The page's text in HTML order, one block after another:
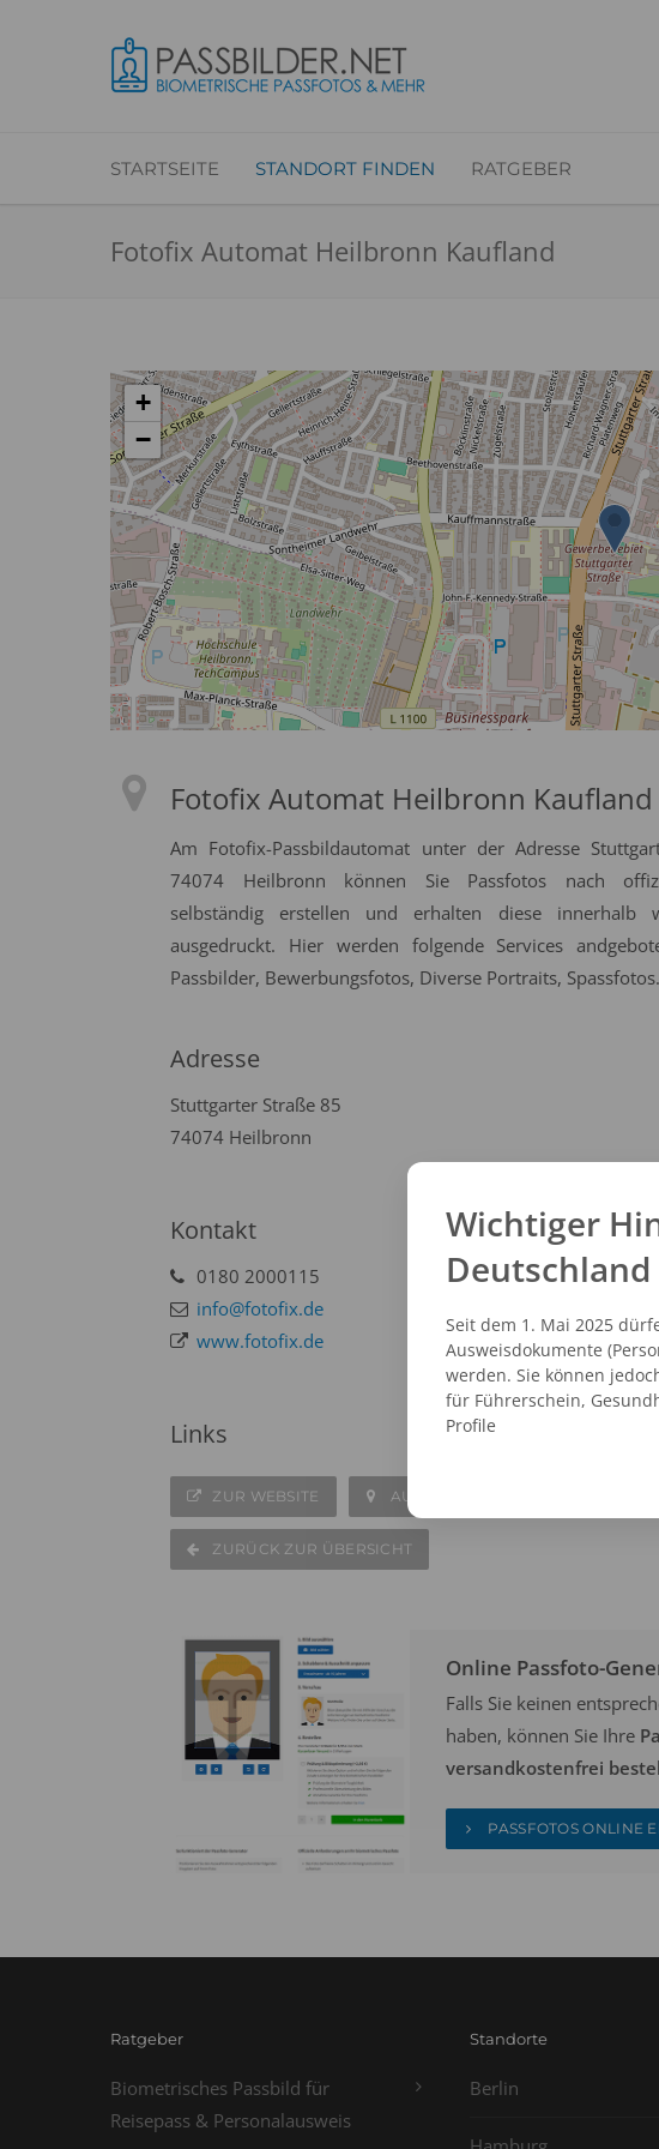
STARTSEITE STANDORT FINDEN RATGEBER
Fotofix Automat Heilbronn Kaufland
+
−
Fotofix Automat Heilbronn Kaufland
Am Fotofix-Passbildautomat unter der Adresse
74074 Heilbronn können Sie Passfotos nach
selbständig erstellen und erhalten diese innerhalb
ausgedruckt. Hier werden folgende Services
Passbilder, Bewerbungsfotos, Diverse Portraits, Spassfotos.
Adresse
Stuttgarter Straße 85
74074 Heilbronn
Kontakt
0180 2000115
info@fotofix.de
www.fotofix.de
Links
ZUR WEBSITE AUF DER KARTE ANZEIGEN
ZURÜCK ZUR ÜBERSICHT
Online Passfoto-
Falls Sie keinen
haben, können Sie Ihre
versandkostenfrei
PASSFOTOS ONLINE
Ratgeber
Biometrisches Passbild für
Reisepass & Personalausweis
Standorte
Berlin
Wichtiger
Deutschland
Seit dem 1. Mai 2025
Ausweisdokumente
werden. Sie können
für Führerschein,
Profile